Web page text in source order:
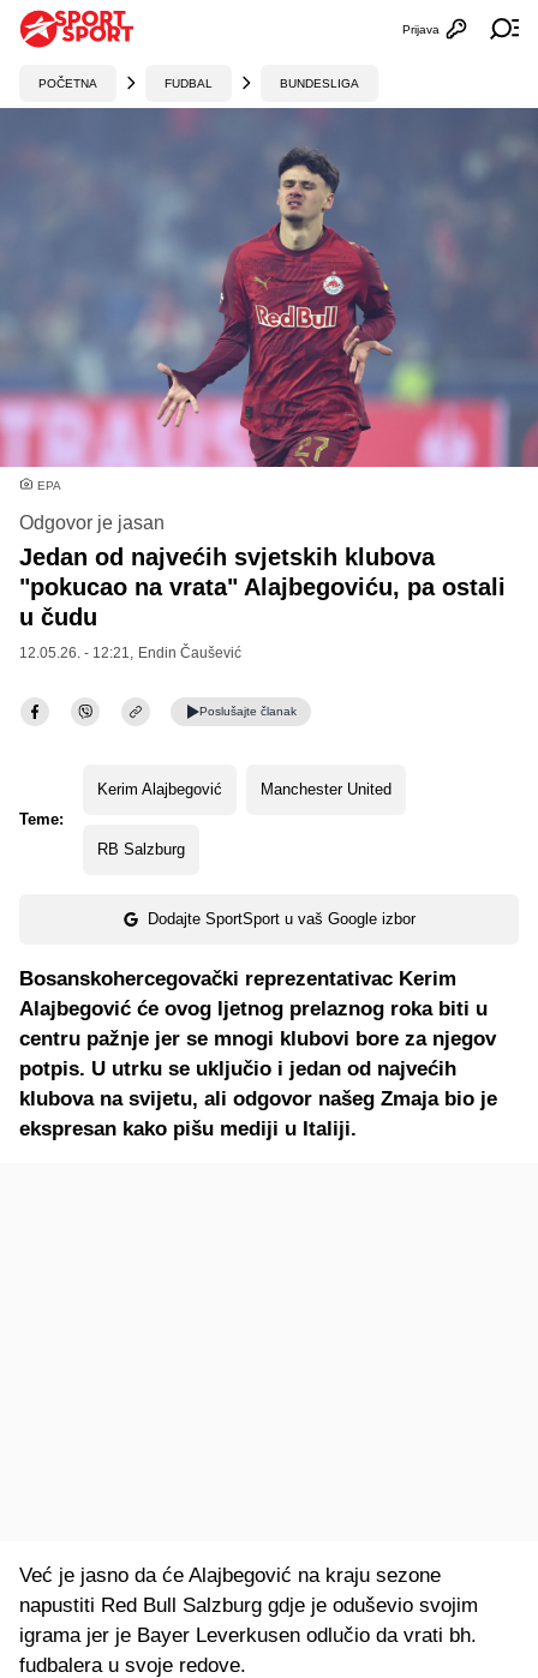
Otvori
Prijava
POČETNA FUDBAL BUNDESLIGA
EPA
Odgovor je jasan
Jedan od najvećih svjetskih klubova
"pokucao na vrata" Alajbegoviću, pa ostali
u čudu
12.05.26. - 12:21, Endin Čaušević
Poslušajte članak
Teme:
Kerim Alajbegović Manchester United
RB Salzburg
Dodajte SportSport u vaš Google izbor
Bosanskohercegovački reprezentativac Kerim
Alajbegović će ovog ljetnog prelaznog roka biti u
centru pažnje jer se mnogi klubovi bore za njegov
potpis. U utrku se uključio i jedan od najvećih
klubova na svijetu, ali odgovor našeg Zmaja bio je
ekspresan kako pišu mediji u Italiji.
Već je jasno da će Alajbegović na kraju sezone
napustiti Red Bull Salzburg gdje je oduševio svojim
igrama jer je Bayer Leverkusen odlučio da vrati bh.
fudbalera u svoje redove.